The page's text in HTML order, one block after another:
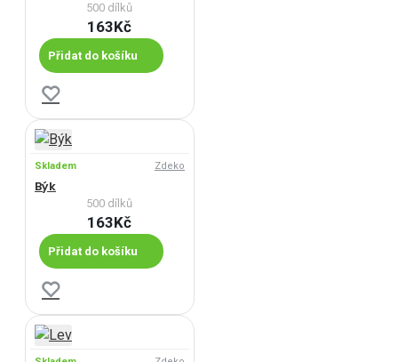
500 dílků
163Kč
Přidat do košíku
Skladem Zdeko
Býk
500 dílků
163Kč
Přidat do košíku